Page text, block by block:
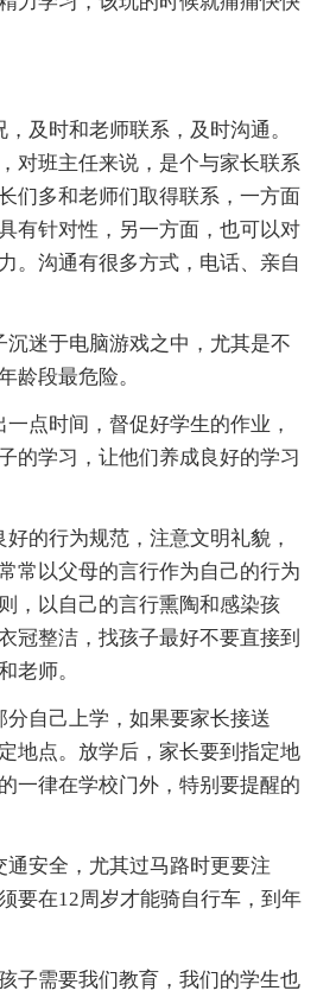
时和老师联系，及时沟通。
对班主任来说，是个与家长联系
们多和老师们取得联系，一方面
有针对性，另一方面，也可以对
。沟通有很多方式，电话、亲自
迷于电脑游戏之中，尤其是不
龄段最危险。
点时间，督促好学生的作业，
的学习，让他们养成良好的学习
的行为规范，注意文明礼貌，
常以父母的言行作为自己的行为
，以自己的言行熏陶和感染孩
冠整洁，找孩子最好不要直接到
老师。
自己上学，如果要家长接送
地点。放学后，家长要到指定地
一律在学校门外，特别要提醒的
安全，尤其过马路时更要注
要在12周岁才能骑自行车，到年
需要我们教育，我们的学生也